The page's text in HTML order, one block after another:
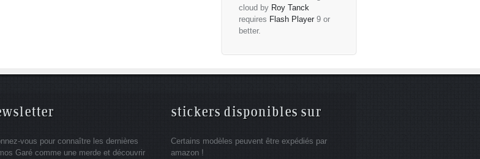
cloud by Roy Tanck
requires Flash Player 9 or
better.
vous pour connaître les dernières
Garé comme une merde et découvrir
stickers disponibles sur
Certains modèles peuvent être expédiés par
amazon !